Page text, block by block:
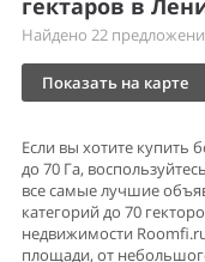
гектаров в
Найдено 22
Показать на карте
Если вы хотите
до 70 Га,
все самые лучшие
категорий до 70
недвижимости
площади, от